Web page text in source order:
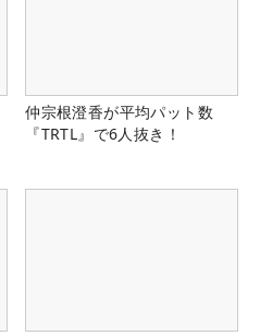
仲宗根澄香が平均パット数
『TRTL』で6人抜き！